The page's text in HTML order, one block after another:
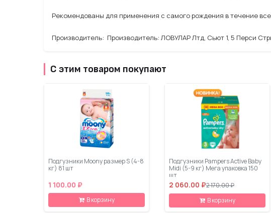
Рекомендованы для применения с самого рождения в течение
Производитель: Производитель: ЛОВУЛАР Лтд, Сьют 1, 5 Перси
С этим товаром покупают
Подгузники Moony размер S (4-8
кг) 81 шт
1 100.00 ₽
В корзину
Подгузники Pampers Active Baby
Midi (5-9 кг) Мега упаковка 150
шт
2 060.00 ₽2 170.00 ₽
В корзину